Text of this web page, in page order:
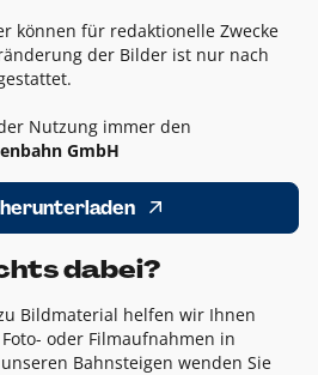
können für redaktionelle Zwecke
der Bilder ist nur nach
Nutzung immer den
GmbH
dabei?
Bildmaterial helfen wir Ihnen
oder Filmaufnahmen in
Bahnsteigen wenden Sie